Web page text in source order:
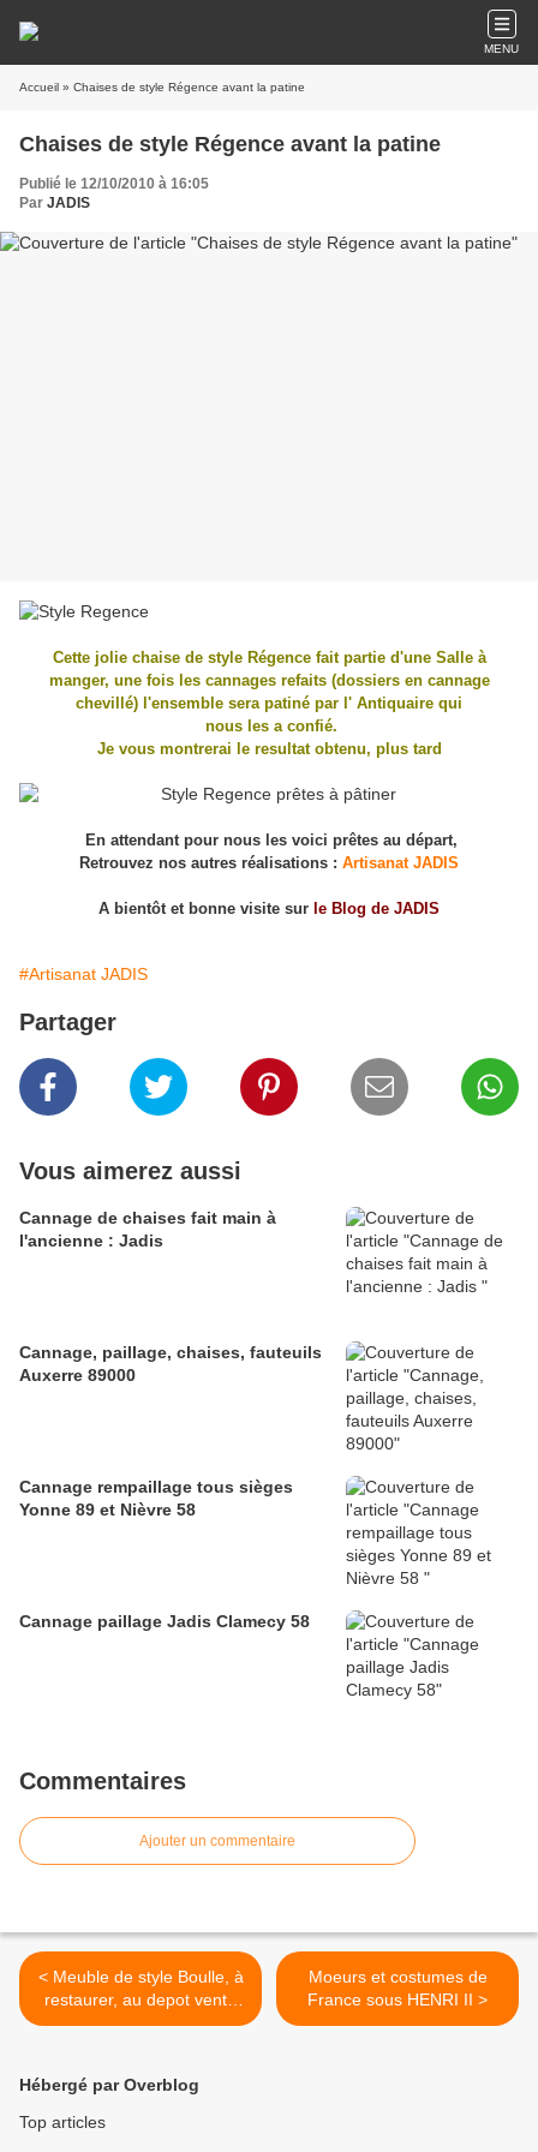
MENU
Accueil » Chaises de style Régence avant la patine
Chaises de style Régence avant la patine
Publié le 12/10/2010 à 16:05
Par JADIS
Cette jolie chaise de style Régence fait partie d'une Salle à
manger, une fois les cannages refaits (dossiers en cannage
chevillé) l'ensemble sera patiné par l' Antiquaire qui
nous les a confié.
Je vous montrerai le resultat obtenu, plus tard
En attendant pour nous les voici prêtes au départ,
Retrouvez nos autres réalisations : Artisanat JADIS
A bientôt et bonne visite sur le Blog de JADIS
#Artisanat JADIS
Partager
Vous aimerez aussi
Cannage de chaises fait main à
l'ancienne : Jadis
Cannage, paillage, chaises, fauteuils
Auxerre 89000
Cannage rempaillage tous sièges
Yonne 89 et Nièvre 58
Cannage paillage Jadis Clamecy 58
Commentaires
Ajouter un commentaire
< Meuble de style Boulle, à
restaurer, au depot vente
d'Entrains sur Nohain (58)
Moeurs et costumes de
France sous HENRI II >
Hébergé par Overblog
Top articles